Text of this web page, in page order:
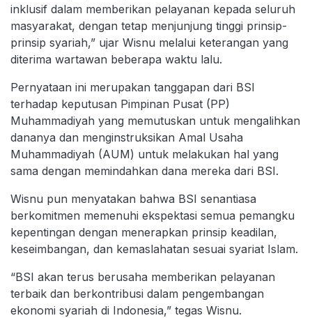
inklusif dalam memberikan pelayanan kepada seluruh
masyarakat, dengan tetap menjunjung tinggi prinsip-
prinsip syariah,” ujar Wisnu melalui keterangan yang
diterima wartawan beberapa waktu lalu.
Pernyataan ini merupakan tanggapan dari BSI
terhadap keputusan Pimpinan Pusat (PP)
Muhammadiyah yang memutuskan untuk mengalihkan
dananya dan menginstruksikan Amal Usaha
Muhammadiyah (AUM) untuk melakukan hal yang
sama dengan memindahkan dana mereka dari BSI.
Wisnu pun menyatakan bahwa BSI senantiasa
berkomitmen memenuhi ekspektasi semua pemangku
kepentingan dengan menerapkan prinsip keadilan,
keseimbangan, dan kemaslahatan sesuai syariat Islam.
“BSI akan terus berusaha memberikan pelayanan
terbaik dan berkontribusi dalam pengembangan
ekonomi syariah di Indonesia,” tegas Wisnu.